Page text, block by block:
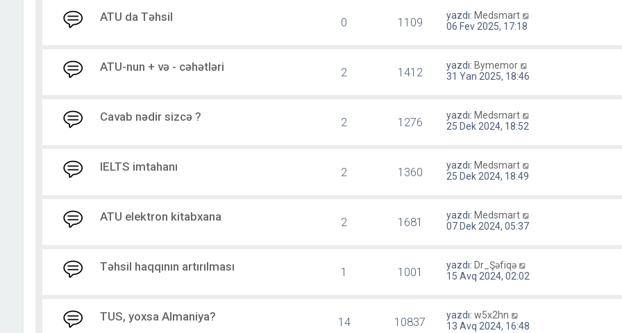
ATU da Təhsil 0 1109 yazdı: Medsmart
06 Fev 2025, 17:18
ATU-nun + və - cəhətləri 2 1412 yazdı: Bymemor
31 Yan 2025, 18:46
Cavab nədir sizcə ? 2 1276 yazdı: Medsmart
25 Dek 2024, 18:52
IELTS imtahanı 2 1360 yazdı: Medsmart
25 Dek 2024, 18:49
ATU elektron kitabxana 2 1681 yazdı: Medsmart
07 Dek 2024, 05:37
Təhsil haqqının artırılması 1 1001 yazdı: Dr_Şəfiqə
15 Avq 2024, 02:02
TUS, yoxsa Almaniya? 14 10837 yazdı:w5x2hn
13 Avq 2024, 16:48